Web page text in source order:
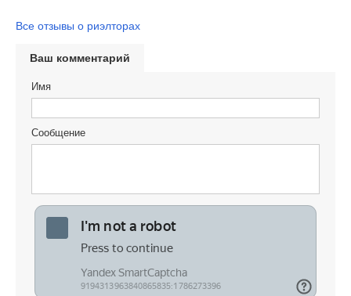
Все отзывы о риэлторах
Ваш комментарий
Имя
Сообщение